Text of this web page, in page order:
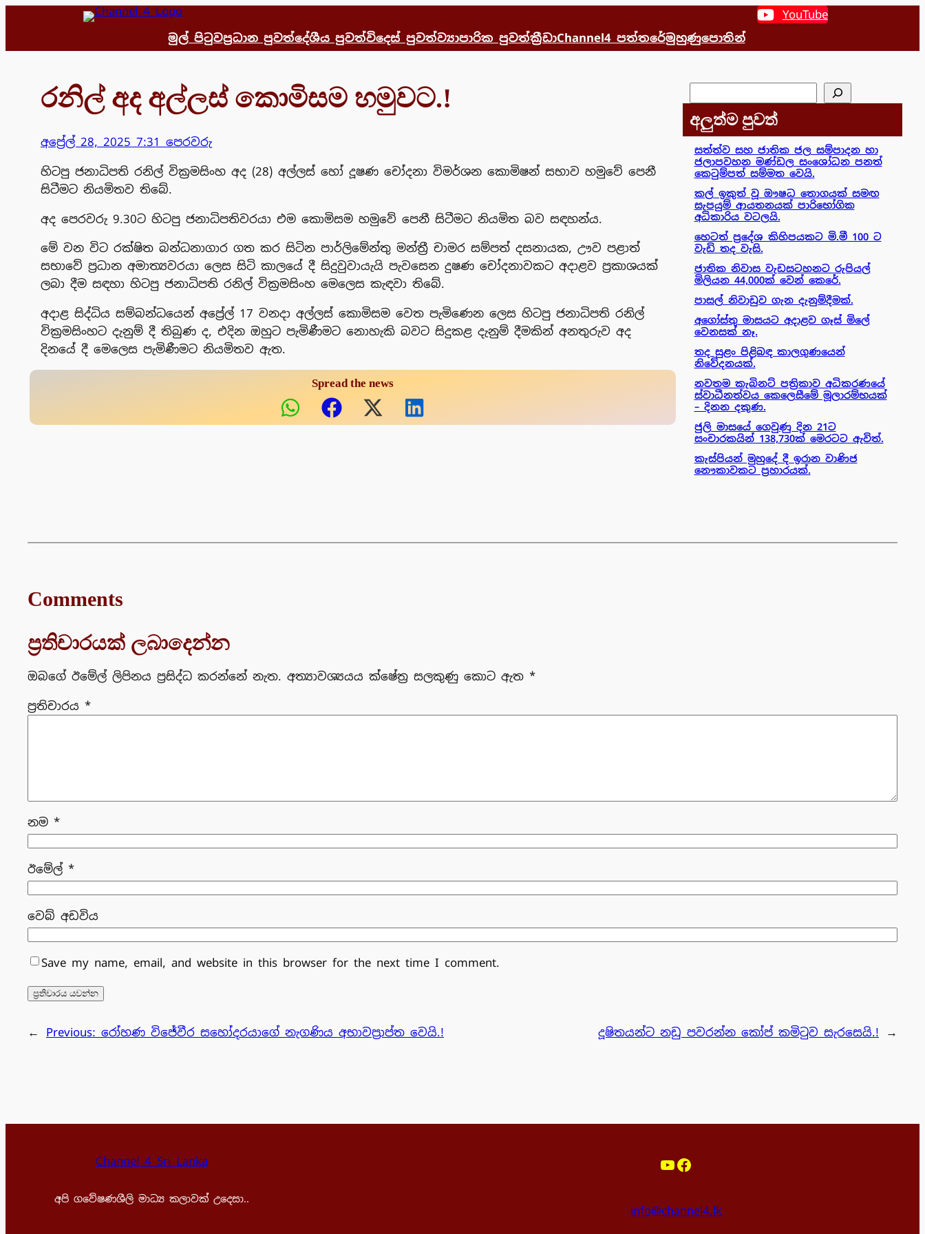
content
YouTube
මුල් පිටුවප්‍රධාන පුවත්දේශීය පුවත්විදෙස් පුවත්ව්‍යාපාරික පුවත්ක්‍රීඩාChannel4 පත්තරේමුහුණුපොතින්
රනිල් අද අල්ලස් කොමිසම හමුවට.!
අප්‍රේල් 28, 2025 7:31 පෙරවරු
හිටපු ජනාධිපති රනිල් වික්‍රමසිංහ අද (28) අල්ලස් හෝ දූෂණ චෝදනා විමර්ශන කොමිෂන් සභාව හමුවේ පෙනී
සිටීමට නියමිතව තිබේ.
අද පෙරවරු 9.30ට හිටපු ජනාධිපතිවරයා එම කොමිසම හමුවේ පෙනී සිටීමට නියමිත බව සඳහන්ය.
මේ වන විට රක්ෂිත බන්ධනාගාර ගත කර සිටින පාර්ලිමේන්තු මන්ත්‍රී චාමර සම්පත් දසනායක, ඌව පළාත්
සභාවේ ප්‍රධාන අමාත්‍යවරයා ලෙස සිටි කාලයේ දී සිදුවුවායැයි පැවසෙන දුෂණ චෝදනාවකට අදාළව ප්‍රකාශයක්
ලබා දීම සඳහා හිටපු ජනාධිපති රනිල් වික්‍රමසිංහ මෙලෙස කැඳවා තිබේ.
අදාළ සිද්ධිය සම්බන්ධයෙන් අප්‍රේල් 17 වනදා අල්ලස් කොමිසම වෙත පැමිණෙන ලෙස හිටපු ජනාධිපති රනිල්
වික්‍රමසිංහට දැනුම් දී තිබුණ ද, එදින ඔහුට පැමිණීමට නොහැකි බවට සිදුකළ දැනුම් දීමකින් අනතුරුව අද
දිනයේ දී මෙලෙස පැමිණීමට නියමිතව ඇත.
Spread the news
අලුත්ම පුවත්
සත්ත්ව සහ ජාතික ජල සම්පාදන හා
ජලාපවහන මණ්ඩල සංශෝධන පනත්
කෙටුම්පත් සම්මත වෙයි.
කල් ඉකුත් වූ ඖෂධ තොගයක් සමඟ
සැපයුම් ආයතනයක් පාරිභෝගික
අධිකාරිය වටලයි.
හෙටත් ප්‍රදේශ කිහිපයකට මි.මී 100 ට
වැඩි තද වැසි.
ජාතික නිවාස වැඩසටහනට රුපියල්
මිලියන 44,000ක් වෙන් කෙරේ.
පාසල් නිවාඩුව ගැන දැනුම්දීමක්.
අගෝස්තු මාසයට අදාළව ගෑස් මිලේ
වෙනසක් නෑ.
තද සුළං පිළිබඳ කාලගුණයෙන්
නිවේදනයක්.
නවතම කැබිනට් පත්‍රිකාව අධිකරණයේ
ස්වාධීනත්වය කෙලෙසීමේ මූලාරම්භයක්
– දිනන දකුණ.
ජුලි මාසයේ ගෙවුණු දින 21ට
සංචාරකයින් 138,730ක් මෙරටට ඇවිත්.
කැස්පියන් මුහුදේ දී ඉරාන වාණිජ
නෞකාවකට ප්‍රහාරයක්.
Comments
ප්‍රතිචාරයක් ලබාදෙන්න
ඔබගේ ඊමේල් ලිපිනය ප්‍රසිද්ධ කරන්නේ නැත. අත්‍යාවශ්‍යයය ක්ෂේත්‍ර සලකුණු කොට ඇත *
ප්‍රතිචාරය *
නම *
ඊමේල් *
වෙබ් අඩවිය
Save my name, email, and website in this browser for the next time I comment.
← Previous: රෝහණ විජේවීර සහෝදරයාගේ නැගණිය අභාවප්‍රාප්ත වෙයි.! දූෂිතයන්ට නඩු පවරන්න කෝප් කමිටුව සැරසෙයි.! →
Channel 4 Sri Lanka
අපි ගවේෂණශීලි මාධ්‍ය කලාවක් උදෙසා..
YouTube Facebook
info@channel4.lk